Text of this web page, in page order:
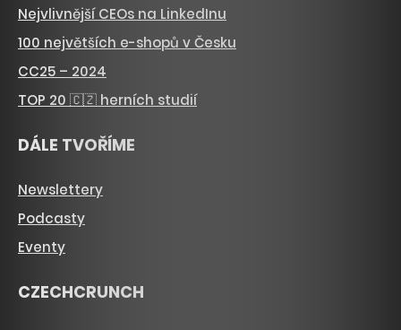
Nejvlivnější CEOs na LinkedInu
100 největších e-shopů v Česku
CC25 – 2024
TOP 20 🇨🇿 herních studií
DÁLE TVOŘÍME
Newslettery
Podcasty
Eventy
CZECHCRUNCH